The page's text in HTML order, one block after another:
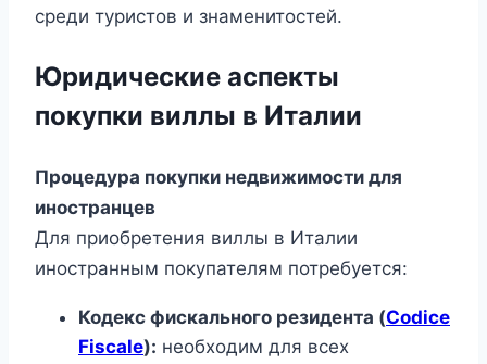
среди туристов и знаменитостей.
Юридические аспекты
покупки виллы в Италии
Процедура покупки недвижимости для
иностранцев
Для приобретения виллы в Италии
иностранным покупателям потребуется:
Кодекс фискального резидента (Codice
Fiscale): необходим для всех